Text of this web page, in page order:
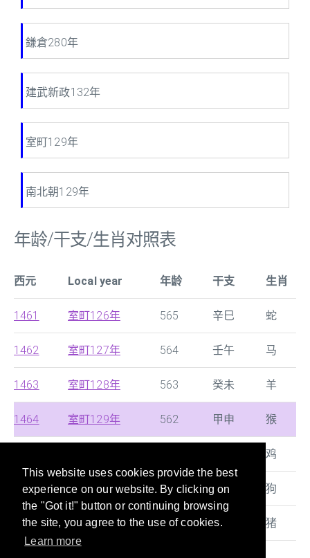
This website uses cookies provide the best
experience on our website. By clicking on
the "Got it!" button or continuing browsing
the site, you agree to the use of cookies.
Learn more
鎌倉280年
建武新政132年
室町129年
南北朝129年
年龄/干支/生肖对照表
西元 Local year 年龄 干支 生肖
1461 室町126年 565 辛巳 蛇
1462 室町127年 564 壬午 马
1463 室町128年 563 癸未 羊
1464 室町129年 562 甲申 猴
鸡
1466 室町131年 560 丙戌 狗
1467 戦国1年 559 丁亥 猪